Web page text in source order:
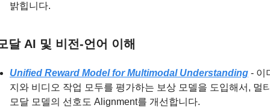
밝힙니다.
달 AI 및 비전-언어 이해
Unified Reward Model for Multimodal Understanding - 이
지와 비디오 작업 모두를 평가하는 보상 모델을 도입해서, 멀
모달 모델의 선호도 Alignment를 개선합니다.